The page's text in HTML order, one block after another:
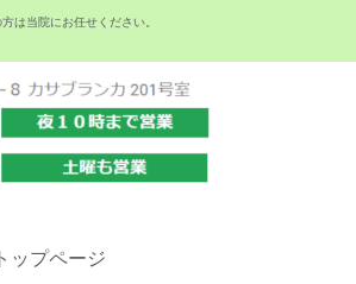
は当院にお任せください。
トップページ